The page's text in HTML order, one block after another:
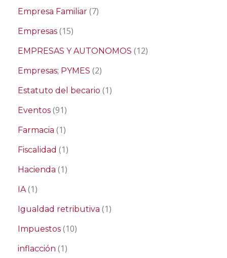
Empresa Familiar (7)
Empresas (15)
EMPRESAS Y AUTONOMOS (12)
Empresas; PYMES (2)
Estatuto del becario (1)
Eventos (91)
Farmacia (1)
Fiscalidad (1)
Hacienda (1)
IA(1)
Igualdad retributiva (1)
Impuestos (10)
inflacción (1)